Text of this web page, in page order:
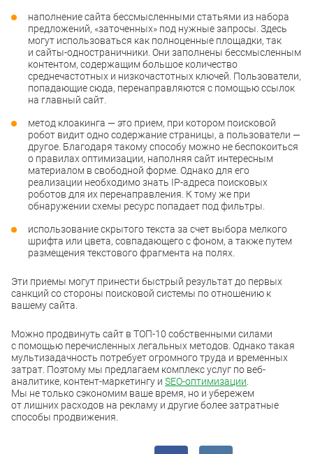
наполнение сайта бессмысленными статьями из набора
предложений, «заточенных» под нужные запросы. Здесь
могут использоваться как полноценные площадки, так
и сайты-одностраничники. Они заполнены бессмысленным
контентом, содержащим большое количество
среднечастотных и низкочастотных ключей. Пользователи,
попадающие сюда, перенаправляются с помощью ссылок
на главный сайт.
метод клоакинга — это прием, при котором поисковой
робот видит одно содержание страницы, а пользователи —
другое. Благодаря такому способу можно не беспокоиться
о правилах оптимизации, наполняя сайт интересным
материалом в свободной форме. Однако для его
реализации необходимо знать IP-адреса поисковых
роботов для их перенаправления. К тому же при
обнаружении схемы ресурс попадает под фильтры.
использование скрытого текста за счет выбора мелкого
шрифта или цвета, совпадающего с фоном, а также путем
размещения текстового фрагмента на полях.
Эти приемы могут принести быстрый результат до первых
санкций со стороны поисковой системы по отношению к
вашему сайта.
Можно продвинуть сайт в ТОП-10 собственными силами
с помощью перечисленных легальных методов. Однако такая
мультизадачность потребует огромного труда и временных
затрат. Поэтому мы предлагаем комплекс услуг по веб-
аналитике, контент-маркетингу и SEO-оптимизации
Мы не только сэкономим ваше время, но и убережем
от лишних расходов на рекламу и другие более затратные
способы продвижения.